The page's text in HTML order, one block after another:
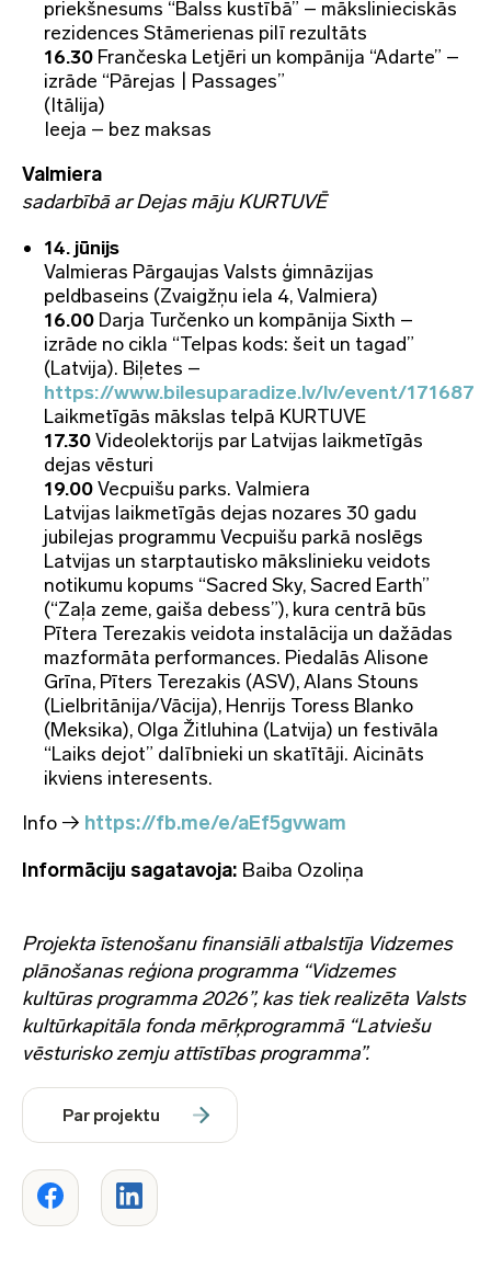
priekšnesums “Balss kustībā” – mākslinieciskās
rezidences Stāmerienas pilī rezultāts
16.30 Frančeska Letjēri un kompānija “Adarte” –
izrāde “Pārejas | Passages”
(Itālija)
Ieeja – bez maksas
Valmiera
sadarbībā ar Dejas māju KURTUVĒ
14. jūnijs
Valmieras Pārgaujas Valsts ģimnāzijas
peldbaseins (Zvaigžņu iela 4, Valmiera)
16.00 Darja Turčenko un kompānija Sixth –
izrāde no cikla “Telpas kods: šeit un tagad”
(Latvija). Biļetes –
https://www.bilesuparadize.lv/lv/event/171687
Laikmetīgās mākslas telpā KURTUVE
17.30Videolektorijs par Latvijas laikmetīgās
dejas vēsturi
19.00Vecpuišu parks. Valmiera
Latvijas laikmetīgās dejas nozares 30 gadu
jubilejas programmu Vecpuišu parkā noslēgs
Latvijas un starptautisko mākslinieku veidots
notikumu kopums “Sacred Sky, Sacred Earth”
(“Zaļa zeme, gaiša debess”), kura centrā būs
Pītera Terezakis veidota instalācija un dažādas
mazformāta performances. Piedalās Alisone
Grīna, Pīters Terezakis (ASV), Alans Stouns
(Lielbritānija/Vācija), Henrijs Toress Blanko
(Meksika), Olga Žitluhina (Latvija) un festivāla
“Laiks dejot” dalībnieki un skatītāji. Aicināts
ikviens interesents.
Info → https://fb.me/e/aEf5gvwam
Informāciju sagatavoja: Baiba Ozoliņa
Projekta īstenošanu finansiāli atbalstīja Vidzemes
plānošanas reģiona programma “Vidzemes
kultūras programma 2026”, kas tiek realizēta Valsts
kultūrkapitāla fonda mērķprogrammā “Latviešu
vēsturisko zemju attīstības programma”.
Par projektu